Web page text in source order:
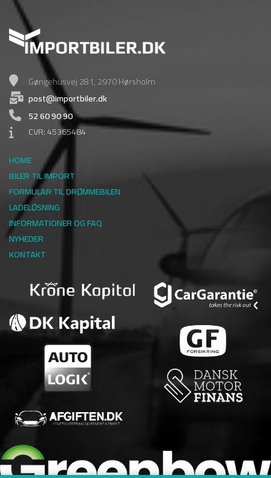
Gøngehusvej 281, 2970 Hørsholm
post@importbiler.dk
52 60 90 90
CVR: 45365484
HOME
BILER TIL IMPORT
FORMULAR TIL DRØMMEBILEN
LADELØSNING
INFORMATIONER OG FAQ
NYHEDER
KONTAKT